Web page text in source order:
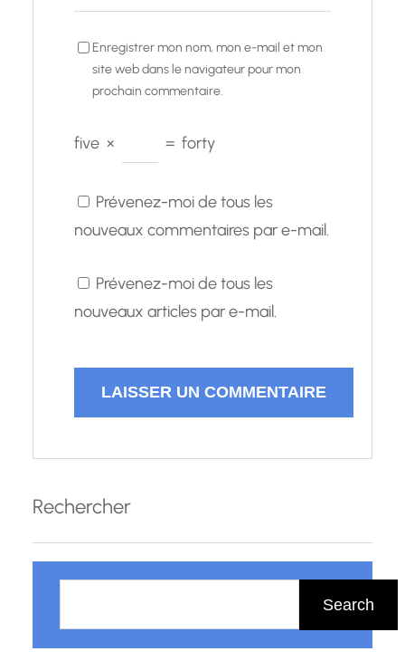
Enregistrer mon nom, mon e-mail et mon
site web dans le navigateur pour mon
prochain commentaire.
five × = forty
Prévenez-moi de tous les
nouveaux commentaires par e-mail.
Prévenez-moi de tous les
nouveaux articles par e-mail.
Rechercher
h
Search